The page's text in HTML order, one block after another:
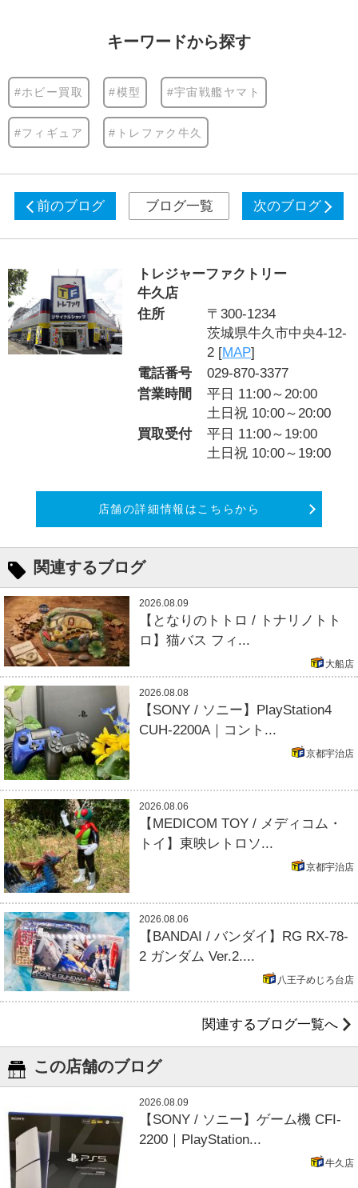
キーワードから探す
#ホビー買取 #模型 #宇宙戦艦ヤマト
#フィギュア #トレファク牛久
前のブログ ブログ一覧 次のブログ
トレジャーファクトリー
牛久店
住所
〒300-1234
茨城県牛久市中央4-12-
2 [MAP]
電話番号
029-870-3377
営業時間
平日 11:00～20:00
土日祝 10:00～20:00
買取受付
平日 11:00～19:00
土日祝 10:00～19:00
店舗の詳細情報はこちらから
関連するブログ
2026.08.09
【となりのトトロ / トナリノトト
ロ】猫バス フィ...
大船店
2026.08.08
【SONY / ソニー】PlayStation4
CUH-2200A｜コント...
京都宇治店
2026.08.06
【MEDICOM TOY / メディコム・
トイ】東映レトロソ...
京都宇治店
2026.08.06
【BANDAI / バンダイ】RG RX-78-
2 ガンダム Ver.2....
八王子めじろ台店
関連するブログ一覧へ
この店舗のブログ
2026.08.09
【SONY / ソニー】ゲーム機 CFI-
2200｜PlayStation...
牛久店